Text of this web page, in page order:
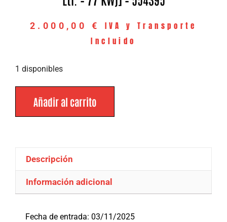
2.000,00 €
IVA y Transporte
Incluido
1 disponibles
Añadir al carrito
Descripción
Información adicional
Fecha de entrada: 03/11/2025